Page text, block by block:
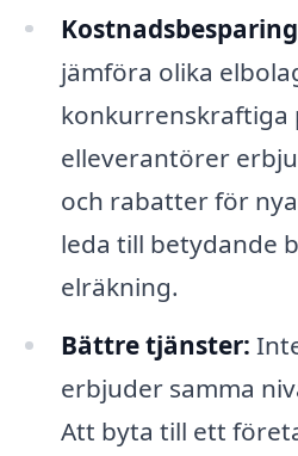
jämföra olika
konkurrenskraftiga
elleverantörer
och rabatter för
leda till betydande
elräkning.
Bättre tjänster:
erbjuder samma
Att byta till ett